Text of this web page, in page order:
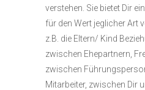
verstehen. Sie bietet Dir
für den Wert jeglicher Art
z.B. die Eltern/ Kind
zwischen Ehepartnern,
zwischen
Mitarbeiter, zwischen Dir